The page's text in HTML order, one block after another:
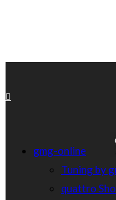
gmg-online
Tuning by
quattro